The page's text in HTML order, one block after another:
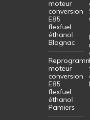
moteur
conversion
E85
flexfuel
éthanol
Blagnac
moteur
conversion
E85
flexfuel
éthanol
Pamiers